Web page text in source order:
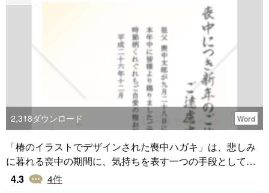
2,318ダウンロード Word
「椿のイラストでデザインされた喪中ハガキ」は、悲しみ
に暮れる喪中の期間に、気持ちを表す一つの手段として、
椿の花をデザインに用いたハガキです。喪中という時期に
4.3 4件